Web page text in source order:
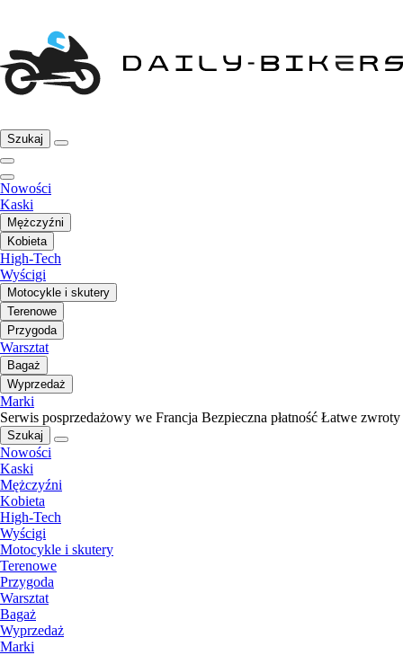
Szukaj
Nowości
Kaski
Mężczyźni
Kobieta
High-Tech
Wyścigi
Motocykle i skutery
Terenowe
Przygoda
Warsztat
Bagaż
Wyprzedaż
Marki
Serwis posprzedażowy we Francja Bezpieczna płatność Łatwe zwroty
Szukaj
Nowości
Kaski
Mężczyźni
Kobieta
High-Tech
Wyścigi
Motocykle i skutery
Terenowe
Przygoda
Warsztat
Bagaż
Wyprzedaż
Marki